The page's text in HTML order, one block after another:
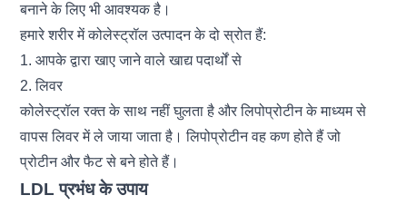
बनाने के लिए भी आवश्यक है।
हमारे शरीर में कोलेस्ट्रॉल उत्पादन के दो स्रोत हैं:
1. आपके द्वारा खाए जाने वाले खाद्य पदार्थों से
2. लिवर
कोलेस्ट्रॉल रक्त के साथ नहीं घुलता है और लिपोप्रोटीन के माध्यम से
वापसलिवरमें ले जाया जाता है। लिपोप्रोटीन वह कण होते हैं जो
प्रोटीन और फैट से बने होते हैं।
LDL प्रभंध के उपाय